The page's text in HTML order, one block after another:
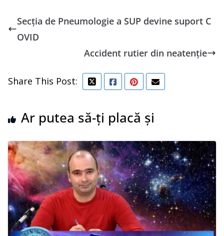
Secția de Pneumologie a SUP devine suport C
OVID
Accident rutier din neatenție
Share This Post:
Ar putea să-ți placă și